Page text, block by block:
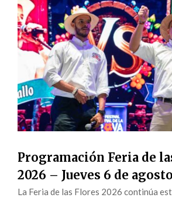
Programación Feria de
2026 – Jueves 6 de agosto
La Feria de las Flores 2026 continúa